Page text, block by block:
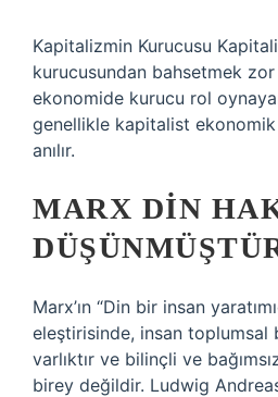
Kapitalizmin Kurucusu
kurucusundan bahsetmek
ekonomide kurucu rol
genellikle kapitalist
anılır.
MARX DIN
Marx’ın “Din bir insan
eleştirisinde, insan
varlıktır ve bilinçli ve
birey değildir. Ludwig